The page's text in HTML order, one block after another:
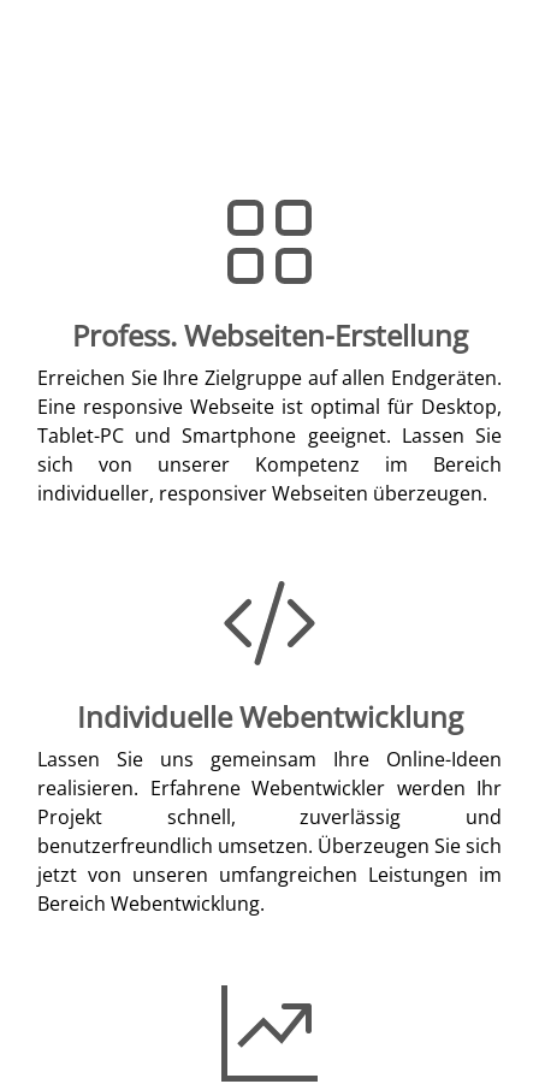
Profess. Webseiten-Erstellung
Erreichen Sie Ihre Zielgruppe auf allen Endgeräten.
Eine responsive Webseite ist optimal für Desktop,
Tablet-PC und Smartphone geeignet. Lassen Sie
sich von unserer Kompetenz im Bereich
individueller, responsiver Webseiten überzeugen.
Individuelle Webentwicklung
Lassen Sie uns gemeinsam Ihre Online-Ideen
realisieren. Erfahrene Webentwickler werden Ihr
Projekt schnell, zuverlässig und
benutzerfreundlich umsetzen. Überzeugen Sie sich
jetzt von unseren umfangreichen Leistungen im
Bereich Webentwicklung.